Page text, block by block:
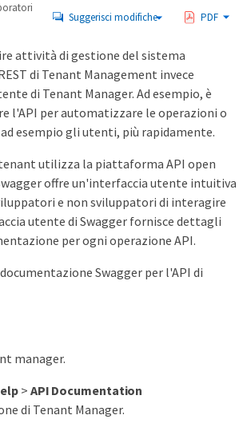
Suggerisci modifiche PDF
attività di gestione del sistema
di Tenant Management invece
di Tenant Manager. Ad esempio, è
l'API per automatizzare le operazioni o
esempio gli utenti, più rapidamente.
utilizza la piattaforma API open
offre un'interfaccia utente intuitiva
e non sviluppatori di interagire
utente di Swagger fornisce dettagli
per ogni operazione API.
Swagger per l'API di
manager.
> API Documentation
di Tenant Manager.